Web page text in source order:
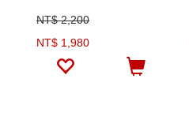
NT$ 2,200
NT$ 1,980